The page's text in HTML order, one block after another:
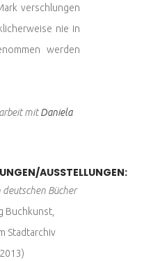
verschlungen
nie in
werden
mitDaniela
AUSSTELLUNGEN:
deutschen Bücher
Buchkunst,
Stadtarchiv